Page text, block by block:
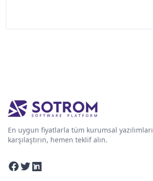
En uygun fiyatlarla tüm kurumsal yazılımları
karşılaştırın, hemen teklif alın.
Facebook
TwitterLinkedin